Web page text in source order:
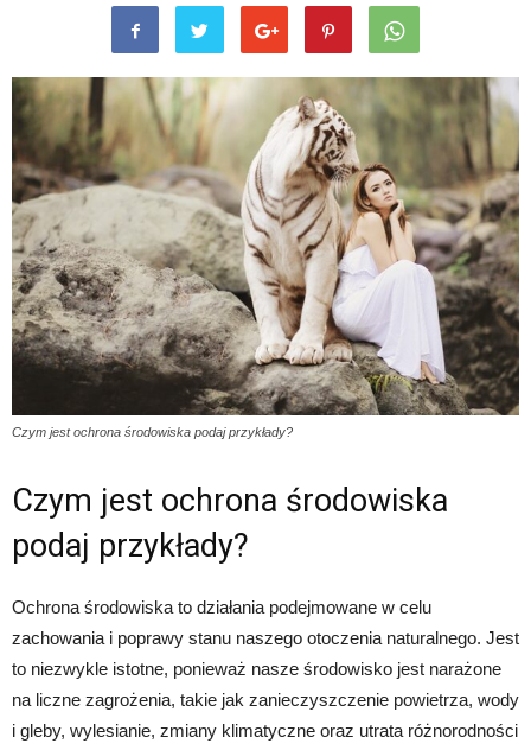
Czym jest ochrona środowiska podaj przykłady?
Czym jest ochrona środowiska
podaj przykłady?
Ochrona środowiska to działania podejmowane w celu
zachowania i poprawy stanu naszego otoczenia naturalnego. Jest
to niezwykle istotne, ponieważ nasze środowisko jest narażone
na liczne zagrożenia, takie jak zanieczyszczenie powietrza, wody
i gleby, wylesianie, zmiany klimatyczne oraz utrata różnorodności